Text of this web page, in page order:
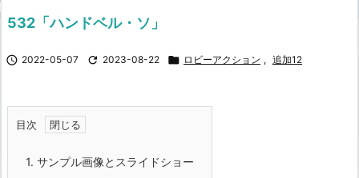
532「ハンドベル・ソ」
 2022-05-07  2023-08-22  ロビーアクション , 追加12
目次
1. サンプル画像とスライドショー